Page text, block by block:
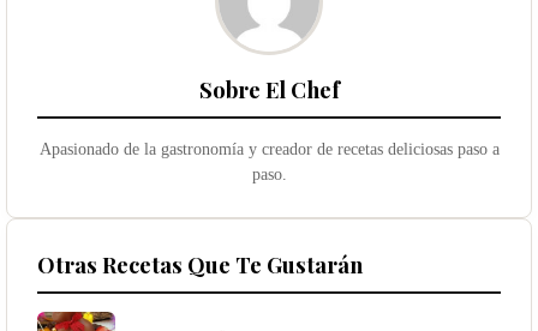
Sobre El Chef
Apasionado de la gastronomía y creador de recetas deliciosas paso a
paso.
Otras Recetas Que Te Gustarán